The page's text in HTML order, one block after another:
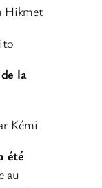
Hikmet
la
Kémi
été
au